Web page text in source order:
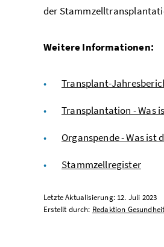
der
Weitere Informationen:
Transplant-
Transplantation - Was
Organspende - Was ist
Stammzellregister
Letzte Aktualisierung: 12. Juli 2023
Erstellt durch: Redaktion